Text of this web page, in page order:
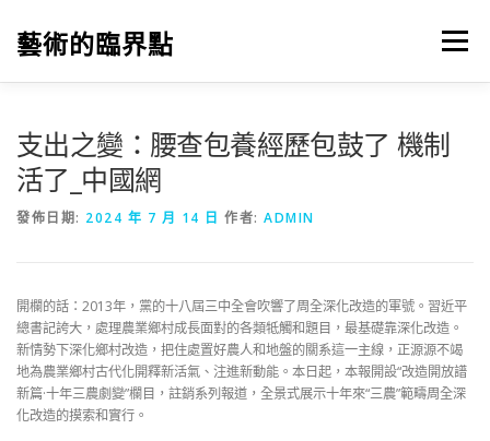
藝術的臨界點 選單
支出之變：腰查包養經歷包鼓了 機制
活了_中國網
發佈日期: 2024 年 7 月 14 日 作者: ADMIN
開欄的話：2013年，黨的十八屆三中全會吹響了周全深化改造的軍號。習近平
總書記誇大，處理農業鄉村成長面對的各類牴觸和題目，最基礎靠深化改造。
新情勢下深化鄉村改造，把住處置好農人和地盤的關系這一主線，正源源不竭
地為農業鄉村古代化開釋新活氣、注進新動能。本日起，本報開設“改造開放譜
新篇·十年三農劇變”欄目，註銷系列報道，全景式展示十年來“三農”範疇周全深
化改造的摸索和實行。